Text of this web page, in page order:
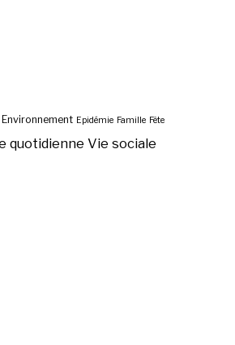
Environnement Epidémie Famille Fête
quotidienne Vie sociale